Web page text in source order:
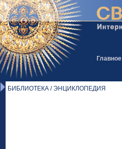
Главное
БИБЛИОТЕКА / ЭНЦИКЛОПЕДИЯ